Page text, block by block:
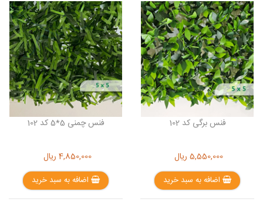
فنس برگی کد 102
5,550,000 ریال
اضافه به سبد خرید
فنس چمنی 5*5 کد 102
4,850,000 ریال
اضافه به سبد خرید